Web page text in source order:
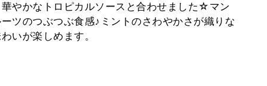
やかなトロピカルソースと合わせました☆マン
ツのつぶつぶ食感♪ミントのさわやかさが織りな
いが楽しめます。